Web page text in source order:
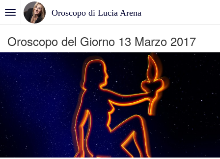
Oroscopo di Lucia Arena
Oroscopo del Giorno 13 Marzo 2017